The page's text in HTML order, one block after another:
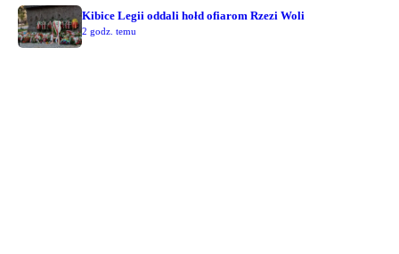
Kibice Legii oddali hołd ofiarom Rzezi Woli
2 godz. temu